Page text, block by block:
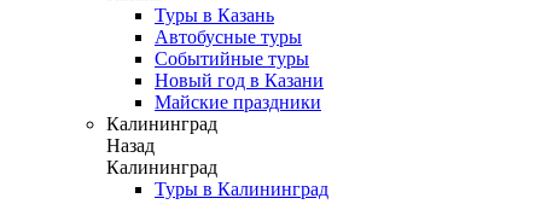
Туры в Казань
Автобусные туры
Событийные туры
Новый год в Казани
Майские праздники
Калининград
Назад
Калининград
Туры в Калининград